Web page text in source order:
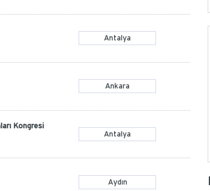
Antalya
Ankara
Kongresi
Antalya
Aydın